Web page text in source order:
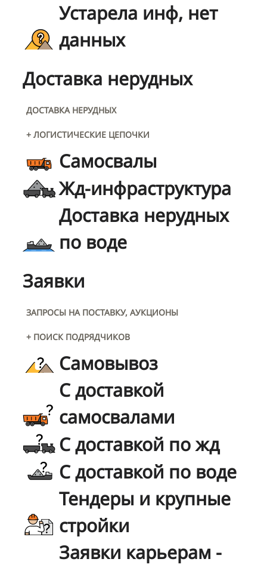
Устарела инф, нет
данных
Доставка нерудных
ДОСТАВКА НЕРУДНЫХ
+ ЛОГИСТИЧЕСКИЕ ЦЕПОЧКИ
Самосвалы
Жд-инфраструктура
Доставка нерудных
по воде
Заявки
ЗАПРОСЫ НА ПОСТАВКУ, АУКЦИОНЫ
+ ПОИСК ПОДРЯДЧИКОВ
Самовывоз
С доставкой
самосвалами
С доставкой по жд
С доставкой по воде
Тендеры и крупные
стройки
Заявки карьерам -